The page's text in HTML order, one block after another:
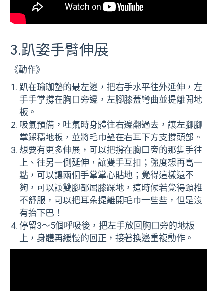
3.趴姿手臂伸展
《動作》
趴在瑜珈墊的最左邊，把右手水平往外延伸，左
手手掌撐在胸口旁邊，左腳膝蓋彎曲並提離開地
板。
吸氣預備，吐氣時身體往右邊翻過去，讓左腳腳
掌踩穩地板，並將毛巾墊在右耳下方支撐頭部。
想要有更多伸展，可以把撐在胸口旁的那隻手往
上、往另一側延伸，讓雙手互扣；強度想再高一
點，可以讓兩個手掌掌心貼地；覺得這樣還不
夠，可以讓雙腳都屈膝踩地，這時候若覺得頸椎
不舒服，可以把耳朵提離開毛巾一些些，但是沒
有抬下巴！
停留3～5個呼吸後，把左手放回胸口旁的地板
上，身體再緩慢的回正，接著換邊重複動作。